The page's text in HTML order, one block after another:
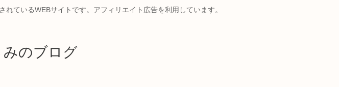
ているWEBサイトです。アフィリエイト広告を利用しています。
みのブログ